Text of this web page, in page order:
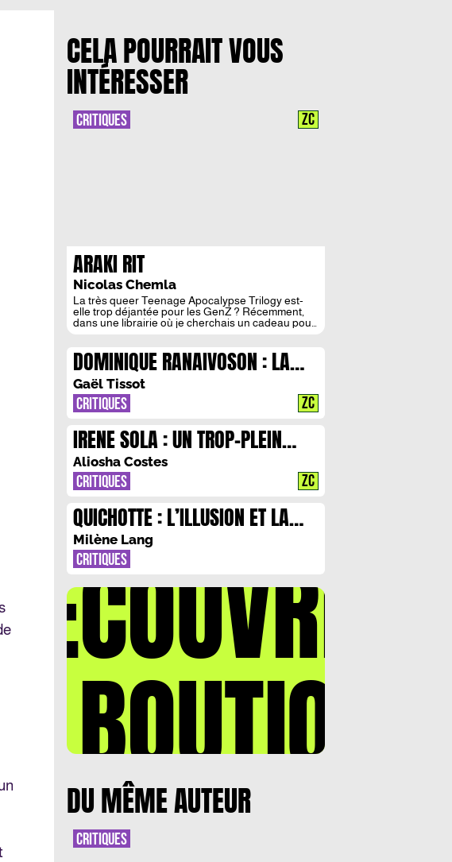
CELA POURRAIT VOUS
INTÉRESSER
ARAKI RIT
Nicolas Chemla
La très queer Teenage Apocalypse Trilogy est-
elle trop déjantée pour les GenZ ? Récemment,
dans une librairie où je cherchais un cadeau pour
évidence, ma grosse barbe de bûcheron faisait de
moi l’incarnation du Mal-Mâle. Elle arborait toute
la […]
CRITIQUES ZC
DOMINIQUE RANAIVOSON : LA
POESIE DE MADAGASCAR, LE
FRANCAIS PAR-DELA LES OCEANS
Gaël Tissot
CRITIQUES ZC
IRENE SOLA : UN TROP-PLEIN
MINUTIEUX
Aliosha Costes
CRITIQUES ZC
QUICHOTTE : L’ILLUSION ET LA
FICTION COMME PROFESSION DE
FOI
Milène Lang
CRITIQUES
BOUTIQUE
DU MÊME AUTEUR
CRITIQUES